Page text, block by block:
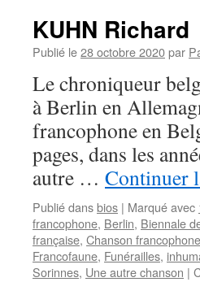
KUHN Richard
Publié le28 octobre 2020par
Le chroniqueur
à Berlin en
francophone en
pages, dans les
autre … Continuer
Publié dansbios | Marqué avec
francophone, Berlin, Biennale
française, Chanson francophone
Francofaune, Funérailles,
Sorinnes, Une autre chanson |